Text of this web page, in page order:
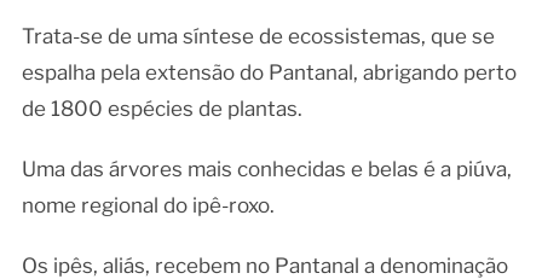
Trata-se de uma síntese de ecossistemas, que se
espalha pela extensão do Pantanal, abrigando perto
de 1800 espécies de plantas.
Uma das árvores mais conhecidas e belas é a piúva,
nome regional do ipê-roxo.
Os ipês, aliás, recebem no Pantanal a denominação